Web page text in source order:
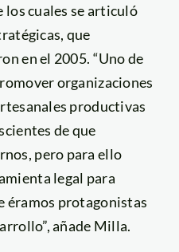
los cuales se articuló
que
en el 2005. “Uno de
organizaciones
productivas
de que
pero para ello
legal para
éramos protagonistas
añade Milla.